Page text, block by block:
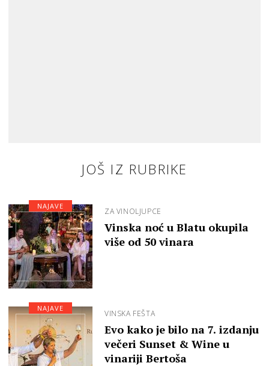
JOŠ IZ RUBRIKE
ZA VINOLJUPCE
Vinska noć u Blatu okupila
više od 50 vinara
NAJAVE
VINSKA FEŠTA
Evo kako je bilo na 7. izdanju
večeri Sunset & Wine u
vinariji Bertoša
NAJAVE